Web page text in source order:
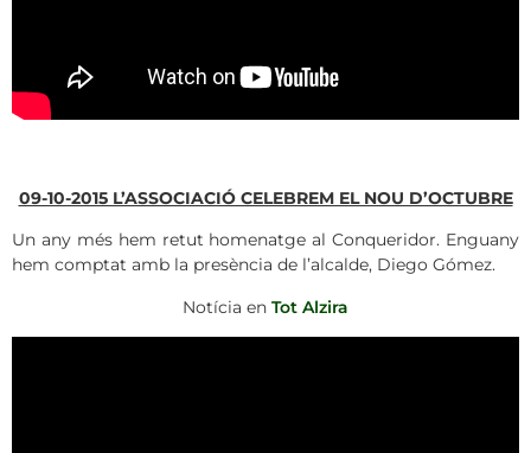
09-10-2015 L’ASSOCIACIÓ CELEBREM EL NOU D’OCTUBRE
Un any més hem retut homenatge al Conqueridor. Enguany
hem comptat amb la presència de l’alcalde, Diego Gómez.
Notícia en Tot Alzira